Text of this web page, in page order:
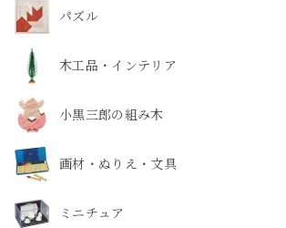
パズル
木工品・インテリア
小黒三郎の組み木
画材・ぬりえ・文具
ミニチュア